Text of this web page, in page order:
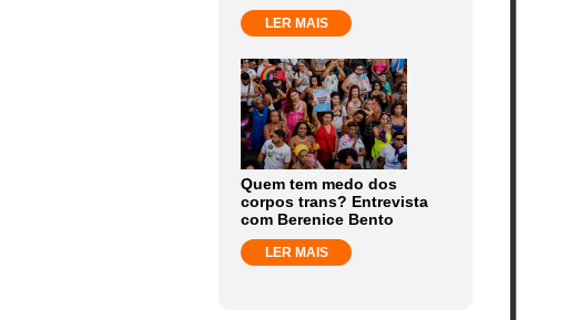
LER MAIS
Quem tem medo dos
corpos trans? Entrevista
com Berenice Bento
LER MAIS